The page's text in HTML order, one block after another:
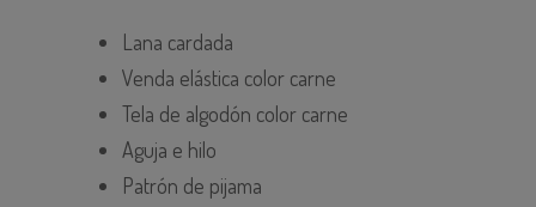
Lana cardada
Venda elástica color carne
Tela de algodón color carne
Aguja e hilo
Patrón de pijama